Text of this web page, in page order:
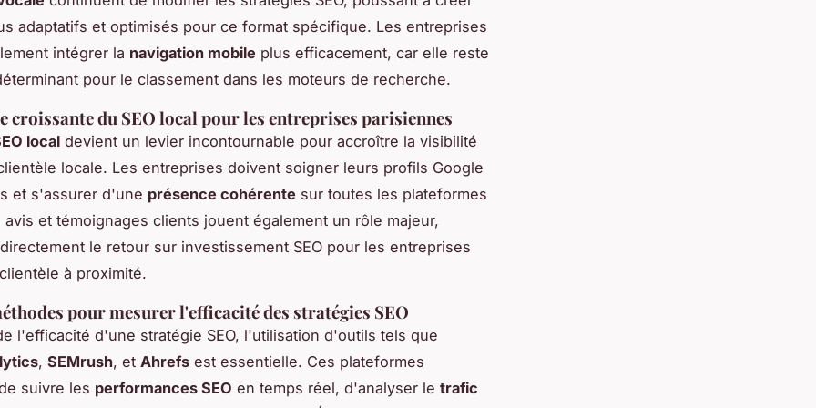
adaptatifs et optimisés pour ce format spécifique. Les entreprises
intégrer la navigation mobile plus efficacement, car elle reste
pour le classement dans les moteurs de recherche.
croissante du SEO local pour les entreprises parisiennes
local devient un levier incontournable pour accroître la visibilité
locale. Les entreprises doivent soigner leurs profils Google
et s'assurer d'une présence cohérente sur toutes les plateformes
avis et témoignages clients jouent également un rôle majeur,
le retour sur investissement SEO pour les entreprises
à proximité.
pour mesurer l'efficacité des stratégies SEO
l'efficacité d'une stratégie SEO, l'utilisation d'outils tels que
, SEMrush, et Ahrefs est essentielle. Ces plateformes
suivre les performances SEO en temps réel, d'analyser le trafic